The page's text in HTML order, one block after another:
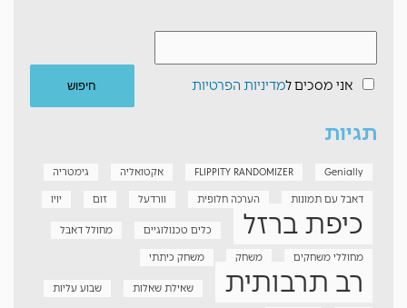
אני מסכים למדיניות הפרטיות
תגיות
FLIPPITY RANDOMIZER Genially אקטואליה
גימטריה
דאבל עם תמונות
הערכה חלופית וורדעל זום יויו
כיפת ברזל כלים טכנולוגיים
מחולל דאבל
מחוללי משחקים
משחק משחק כיתתי
רב תרבותית שאילת שאלות
שבוע עליות